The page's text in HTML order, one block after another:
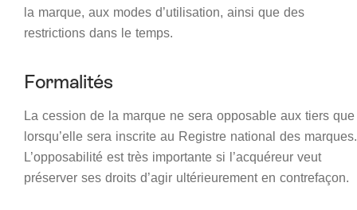
la marque, aux modes d’utilisation, ainsi que des
restrictions dans le temps.
Formalités
La cession de la marque ne sera opposable aux tiers que
lorsqu’elle sera inscrite au Registre national des marques.
L’opposabilité est très importante si l’acquéreur veut
préserver ses droits d’agir ultérieurement en contrefaçon.